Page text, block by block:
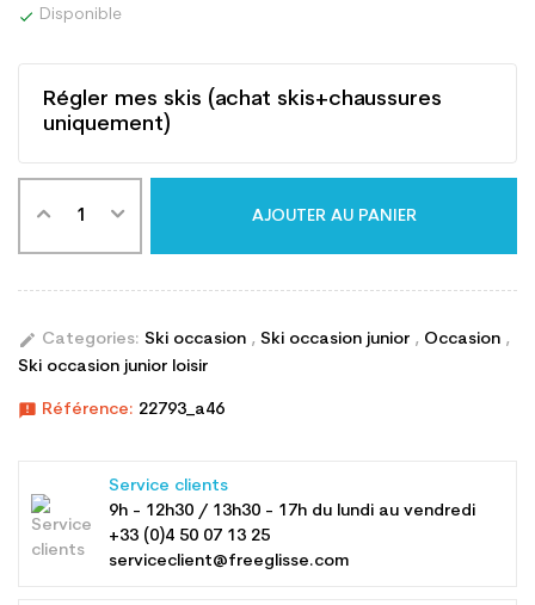
 Disponible
Régler mes skis (achat skis+chaussures
uniquement)
AJOUTER AU PANIER
edit Categories: Ski occasion , Ski occasion junior , Occasion ,
Ski occasion junior loisir
announcement Référence: 22793_a46
Service clients
9h - 12h30 / 13h30 - 17h du lundi au vendredi
+33 (0)4 50 07 13 25
serviceclient@freeglisse.com